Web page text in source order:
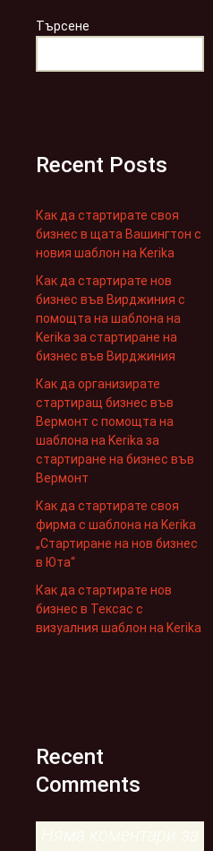
Търсене
Recent Posts
Как да стартирате своя
бизнес в щата Вашингтон с
новия шаблон на Kerika
Как да стартирате нов
бизнес във Вирджиния с
помощта на шаблона на
Kerika за стартиране на
бизнес във Вирджиния
Как да организирате
стартиращ бизнес във
Вермонт с помощта на
шаблона на Kerika за
стартиране на бизнес във
Вермонт
Как да стартирате своя
фирма с шаблона на Kerika
„Стартиране на нов бизнес
в Юта“
Как да стартирате нов
бизнес в Тексас с
визуалния шаблон на Kerika
Recent
Comments
Няма коментари за